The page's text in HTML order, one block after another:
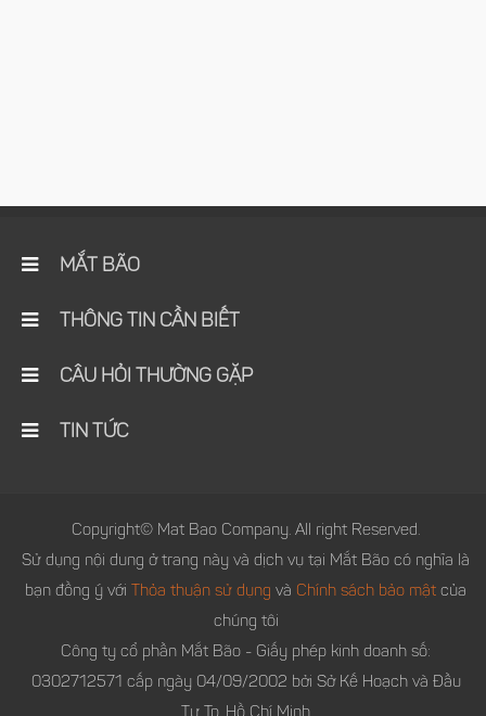
MẮT BÃO
THÔNG TIN CẦN BIẾT
CÂU HỎI THƯỜNG GẶP
TIN TỨC
Copyright© Mat Bao Company. All right Reserved.
Sử dụng nội dung ở trang này và dịch vụ tại Mắt Bão có nghĩa là
bạn đồng ý với Thỏa thuận sử dụng và Chính sách bảo mật của
chúng tôi
Công ty cổ phần Mắt Bão - Giấy phép kinh doanh số:
0302712571 cấp ngày 04/09/2002 bởi Sở Kế Hoạch và Đầu